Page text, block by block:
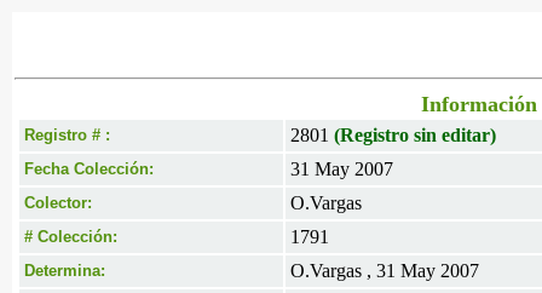
Información
Registro # : 2801 (Registro sin editar)
Fecha Colección: 31 May 2007
Colector: O.Vargas
# Colección: 1791
Determina: O.Vargas , 31 May 2007